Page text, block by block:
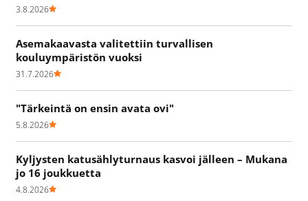
3.8.2026
Asemakaavasta valitettiin turvallisen
kouluympäristön vuoksi
31.7.2026
"Tärkeintä on ensin avata ovi"
5.8.2026
Kyljysten katusählyturnaus kasvoi jälleen – Mukana
jo 16 joukkuetta
4.8.2026